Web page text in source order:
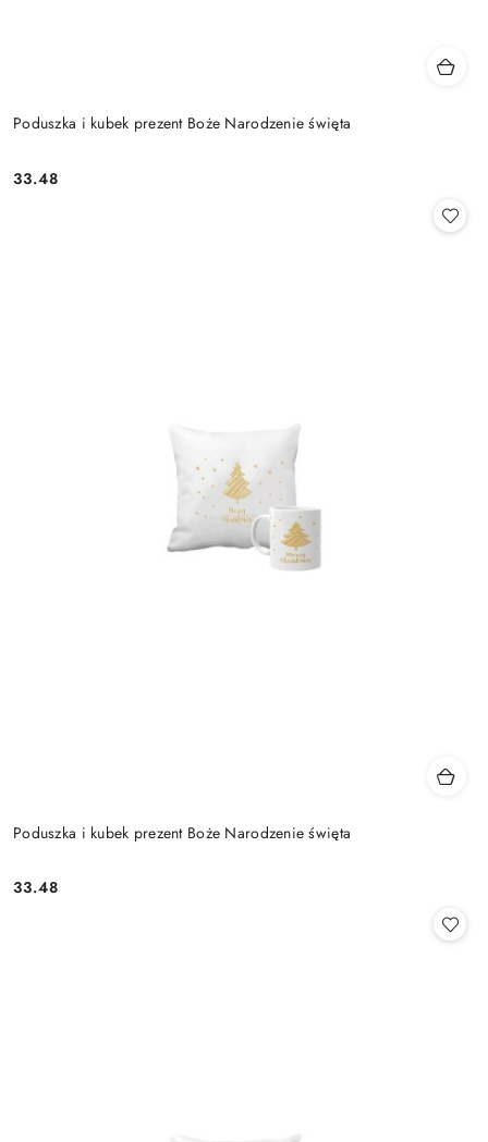
Poduszka i kubek prezent Boże Narodzenie święta
Cena:
33.48
Poduszka i kubek prezent Boże Narodzenie święta
Cena:
33.48